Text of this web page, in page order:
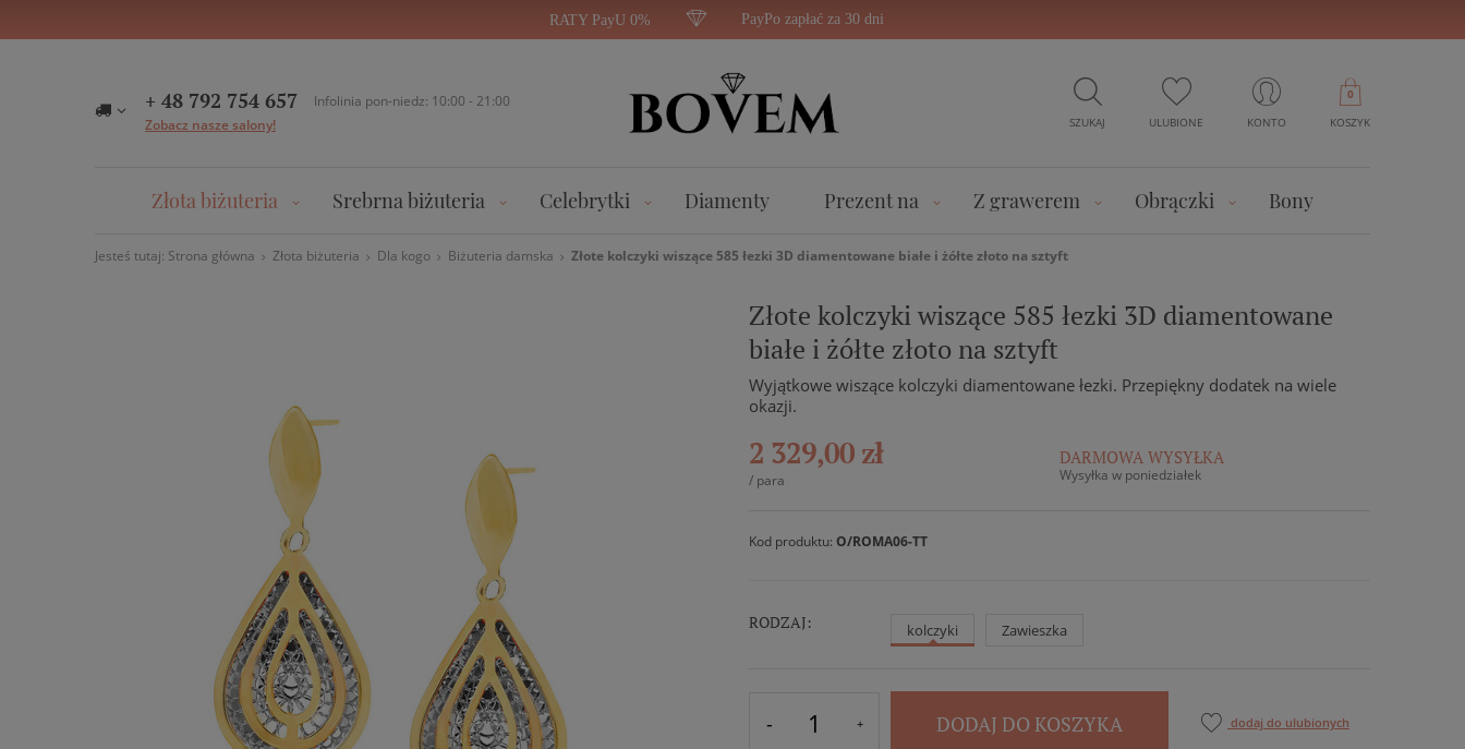
RATY PayU 0% PayPo zapłać za 30 dni
+ 48 792 754 657
Infolinia pon-niedz: 10:00 - 21:00
Zobacz nasze salony!
SZUKAJ ULUBIONE KONTO KOSZYK
0
Złota biżuteria Srebrna biżuteria Celebrytki Diamenty Prezent na Z grawerem Obrączki Bony
Jesteś tutaj: Strona główna Złota biżuteria Dla kogo Biżuteria damska Złote kolczyki wiszące 585 łezki 3D diamentowane białe i żółte złoto na sztyft
Złote kolczyki wiszące 585 łezki 3D diamentowane
białe i żółte złoto na sztyft
Wyjątkowe wiszące kolczyki diamentowane łezki. Przepiękny dodatek na wiele
okazji.
2 329,00 zł
/ para
DARMOWA WYSYŁKA
Wysyłka w poniedziałek
Kod produktu: O/ROMA06-TT
RODZAJ: kolczyki Zawieszka
DODAJ DO KOSZYKA dodaj do ulubionych